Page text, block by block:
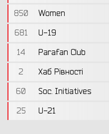
850
Women
681
U-19
14
Parafan Club
2
Хаб Рівності
60
Soc. Initiatives
25
U-21